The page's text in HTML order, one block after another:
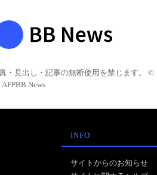
・見出し・記事の無断使用を禁じます。 ©
AFPBB News
INFO
サイトからのお知らせ